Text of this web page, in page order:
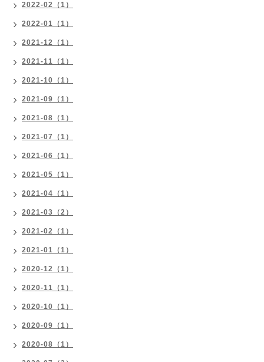
2022-02（1）
2022-01（1）
2021-12（1）
2021-11（1）
2021-10（1）
2021-09（1）
2021-08（1）
2021-07（1）
2021-06（1）
2021-05（1）
2021-04（1）
2021-03（2）
2021-02（1）
2021-01（1）
2020-12（1）
2020-11（1）
2020-10（1）
2020-09（1）
2020-08（1）